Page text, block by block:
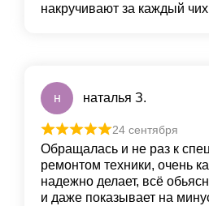
накручивают за каждый
н наталья З.
24 сентября
Обращалась и не раз к
ремонтом техники, очень
надежно делает, всё
и даже показывает на